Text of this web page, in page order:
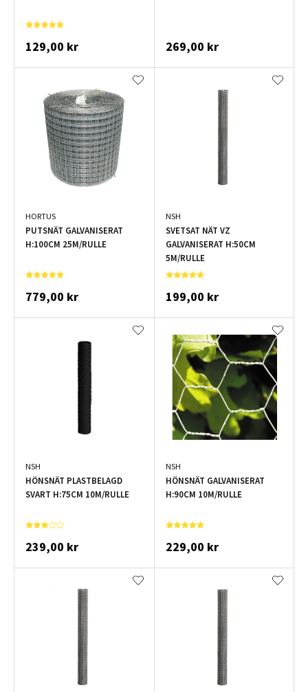
129,00 kr 269,00 kr
HORTUS
PUTSNÄT GALVANISERAT
H:100CM 25M/RULLE
779,00 kr
NSH
SVETSAT NÄT VZ
GALVANISERAT H:50CM
5M/RULLE
199,00 kr
NSH
HÖNSNÄT PLASTBELAGD
SVART H:75CM 10M/RULLE
239,00 kr
NSH
HÖNSNÄT GALVANISERAT
H:90CM 10M/RULLE
229,00 kr